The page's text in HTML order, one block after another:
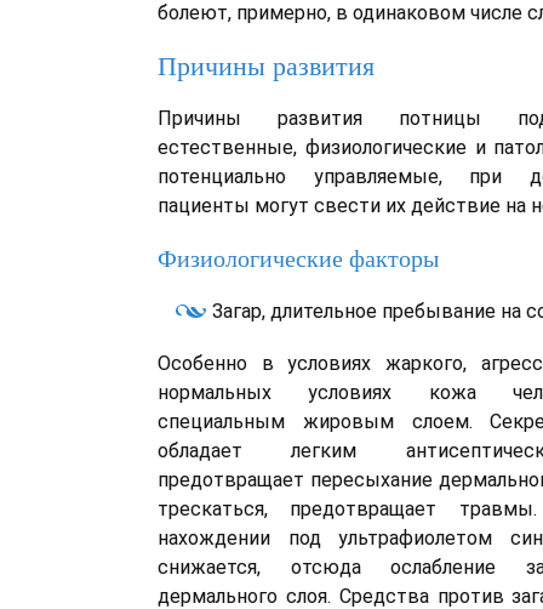
болеют, примерно, в одинаковом числе
Причины развития
Причины развития потницы
естественные, физиологические и
потенциально управляемые, при
пациенты могут свести их действие на
Физиологические факторы
Загар, длительное пребывание на
Особенно в условиях жаркого,
нормальных условиях кожа
специальным жировым слоем.
обладает легким
предотвращает пересыхание
трескаться, предотвращает
нахождении под ультрафиолетом
снижается, отсюда ослабление
дермального слоя. Средства против